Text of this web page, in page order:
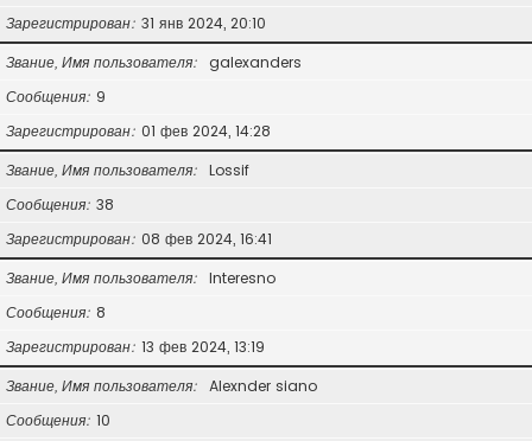
Зарегистрирован 31 янв 2024, 20:10
Звание, Имя пользователя
galexanders
Сообщения 9
Зарегистрирован 01 фев 2024, 14:28
Звание, Имя пользователя
Lossif
Сообщения 38
Зарегистрирован 08 фев 2024, 16:41
Звание, Имя пользователя
Interesno
Сообщения 8
Зарегистрирован 13 фев 2024, 13:19
Звание, Имя пользователя
Alexnder siano
Сообщения 10